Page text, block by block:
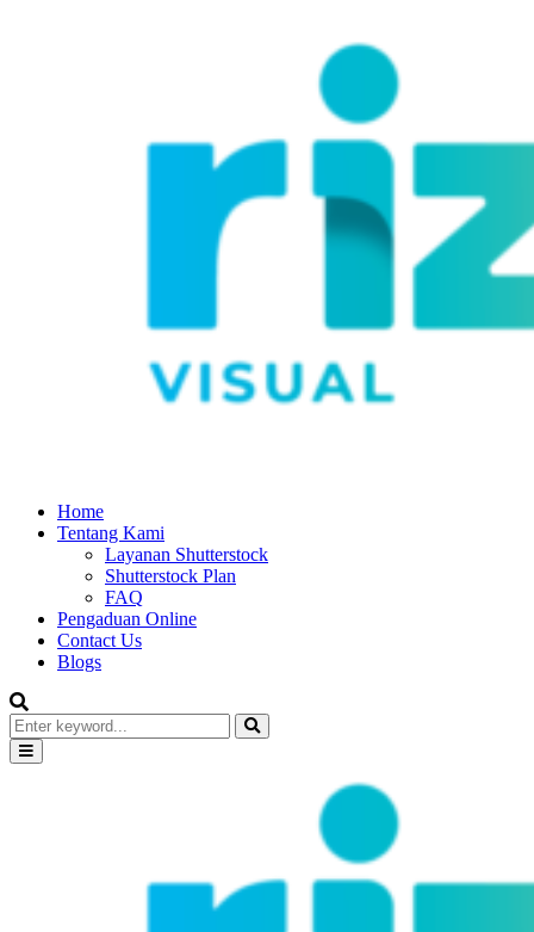
Home
Tentang Kami
Layanan Shutterstock
Shutterstock Plan
FAQ
Pengaduan Online
Contact Us
Blogs
Search
for:
Search
Primary
Menu